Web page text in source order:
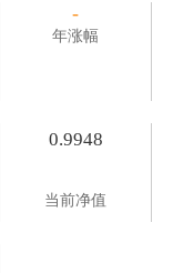
-
年涨幅
0.9948
当前净值